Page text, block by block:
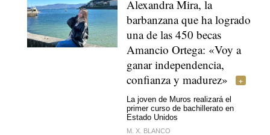
Alexandra Mira, la
barbanzana que ha logrado
una de las 450 becas
Amancio Ortega: «Voy a
ganar independencia,
confianza y madurez»
La joven de Muros realizará el
primer curso de bachillerato en
Estado Unidos
M. X. BLANCO